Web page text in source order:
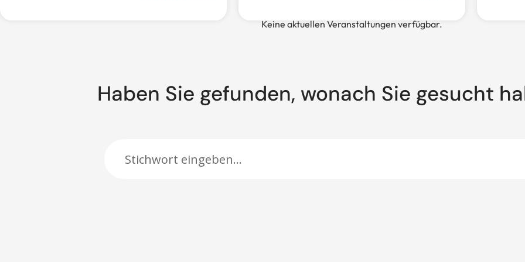
Keine aktuellen Veranstaltungen verfügbar.
Haben Sie gefunden, wonach Sie gesucht